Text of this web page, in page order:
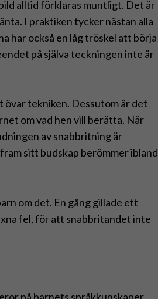
alltid förklaras muntligt. Det är
I praktiken tycker nästan alla
har också en låg tröskel att börja
på själva teckningen inte är
tekniken. Dessutom är det
om vad hen vill berätta. När
av snabbritning är
sitt budskap berömmer ibland
om det. En gång gillade ett
fel, för att snabbritandet inte